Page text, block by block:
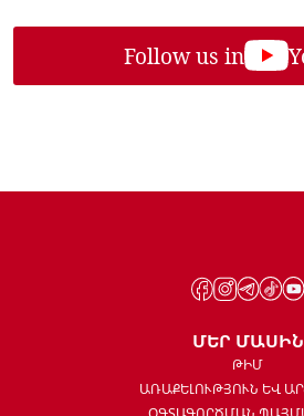
Follow us in
ՄԵՐ ՄԱՍԻՆ
ԹԻՄ
ԱՌԱՔԵԼՈՒԹՅՈՒՆ ԵՎ